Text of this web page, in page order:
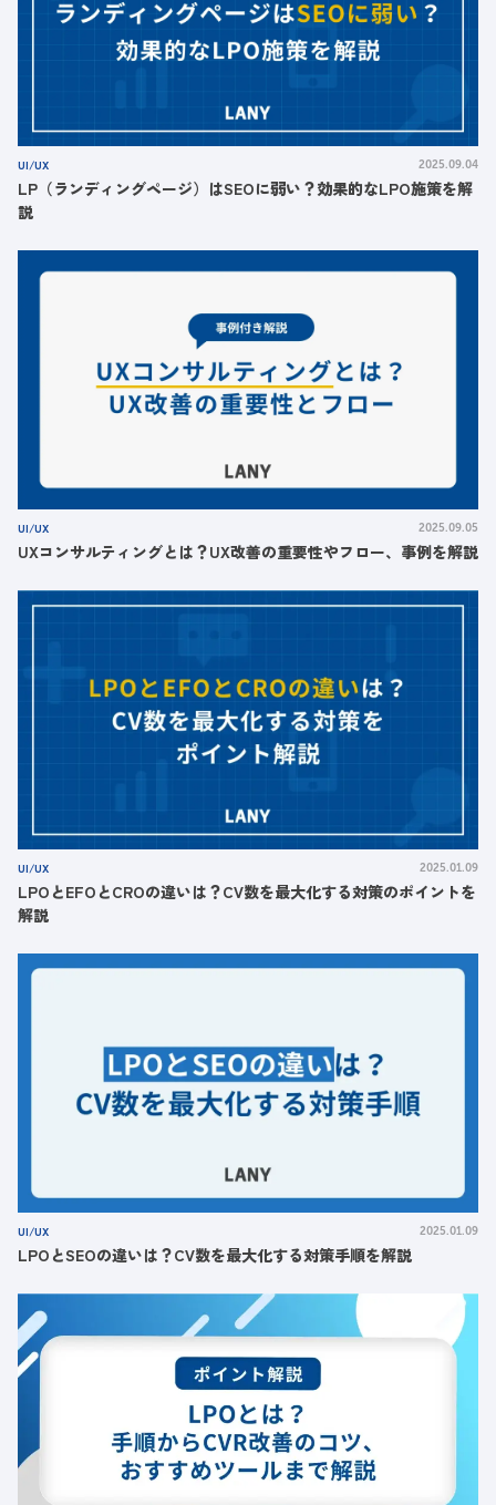
UI/UX 2025.09.04
LP（ランディングページ）はSEOに弱い？効果的なLPO施策を解
説
UI/UX 2025.09.05
UXコンサルティングとは？UX改善の重要性やフロー、事例を解説
UI/UX 2025.01.09
LPOとEFOとCROの違いは？CV数を最大化する対策のポイントを
解説
UI/UX 2025.01.09
LPOとSEOの違いは？CV数を最大化する対策手順を解説